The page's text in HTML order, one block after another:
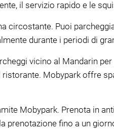
il servizio rapido e le
circostante. Puoi
durante i periodi di
vicino al Mandarin
Mobypark offre
Mobypark. Prenota in
prenotazione fino a un